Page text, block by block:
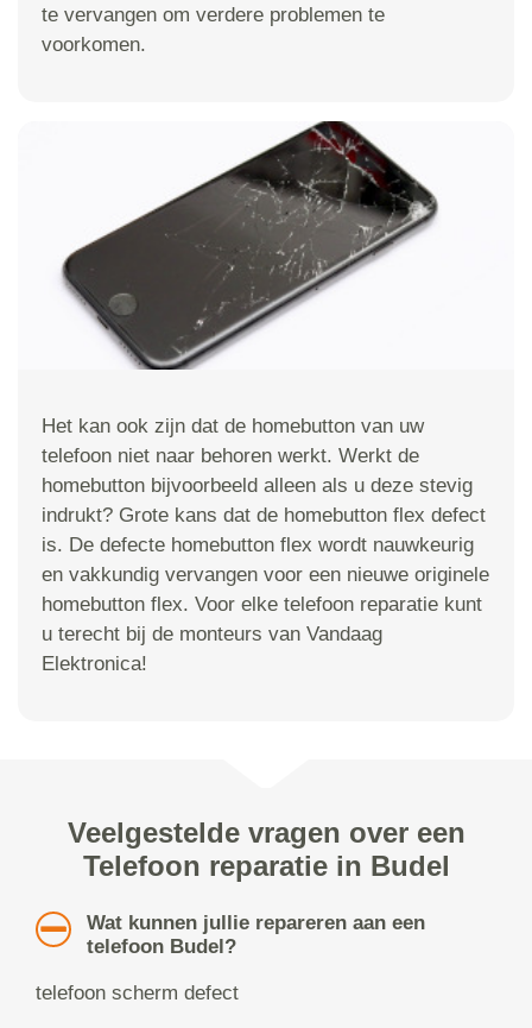
te vervangen om verdere problemen te
voorkomen.
Het kan ook zijn dat de homebutton van uw
telefoon niet naar behoren werkt. Werkt de
homebutton bijvoorbeeld alleen als u deze stevig
indrukt? Grote kans dat de homebutton flex defect
is. De defecte homebutton flex wordt nauwkeurig
en vakkundig vervangen voor een nieuwe originele
homebutton flex. Voor elke telefoon reparatie kunt
u terecht bij de monteurs van Vandaag
Elektronica!
Veelgestelde vragen over een
Telefoon reparatie in Budel
Wat kunnen jullie repareren aan een
telefoon Budel?
telefoon scherm defect